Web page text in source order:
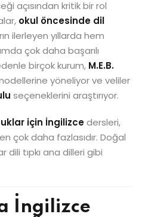
açısından kritik bir rol
okul öncesinde dil
ilerleyen yıllarda hem
çok daha başarılı
birçok kurum, M.E.B.
yöneliyor ve veliler
seçeneklerini araştırıyor.
için İngilizcedersleri,
çok daha fazlasıdır. Doğal
dili tıpkı ana dilleri gibi
İngilizce